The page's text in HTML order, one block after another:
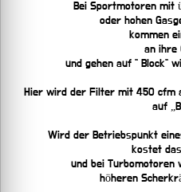
Bei Sportmotoren mit
oder hohen
kommen
an ihre
und gehen auf “ Block“
Hier wird der Filter mit 450 cfm
auf
Wird der Betriebspunkt
kostet
und bei Turbomotoren
höheren